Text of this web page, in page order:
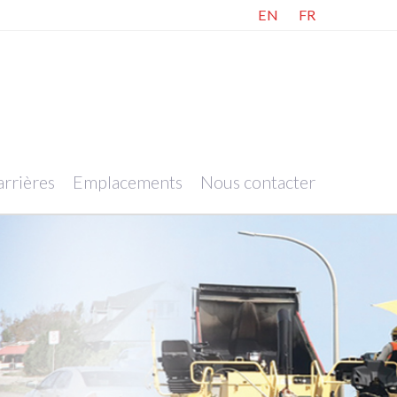
EN FR
Emplacements Nous contacter